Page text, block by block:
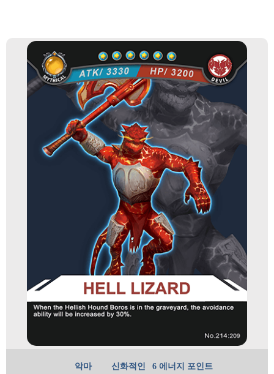
악마 신화적인 6 에너지 포인트